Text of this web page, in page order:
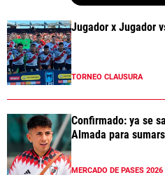
Jugador x Jugador
TORNEO CLAUSURA
Confirmado: ya se
Almada para
MERCADO DE PASES 2026